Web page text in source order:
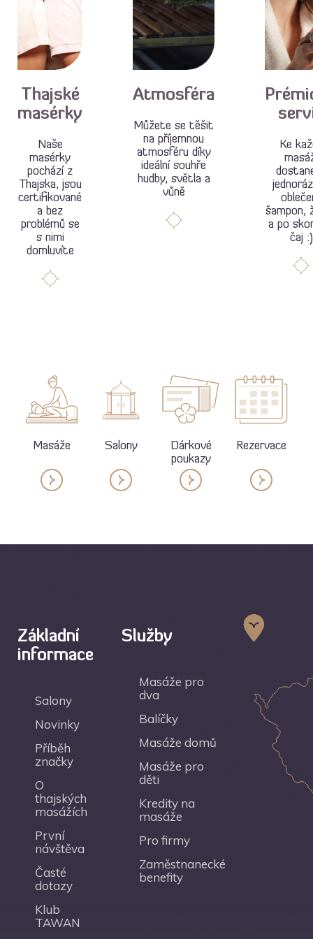
Thajské
masérky
Naše
masérky
pochází z
Thajska, jsou
certifikované
a bez
problémů se
s nimi
domluvíte
Atmosféra
Můžete se těšit
na příjemnou
atmosféru díky
ideální souhře
hudby, světla a
vůně
Ke
šampon,
a po
čaj :)
Masáže Salony
Dárkové
poukazy
Rezervace
Základní
informace
Salony
Novinky
Příběh
značky
O
thajských
masážích
První
návštěva
Časté
dotazy
Klub
TAWAN
Služby
Masáže pro
dva
Balíčky
Masáže domů
Masáže pro
děti
Kredity na
masáže
Pro firmy
Zaměstnanecké
benefity